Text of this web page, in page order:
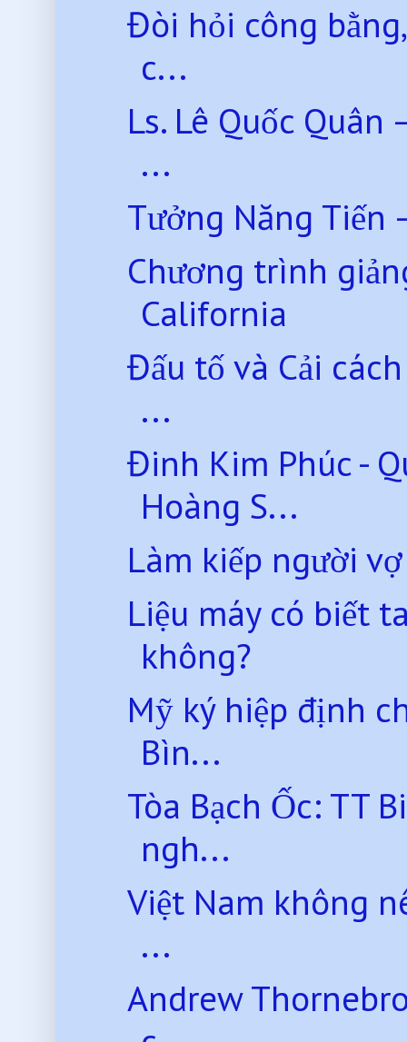
Đòi hỏi công
c...
Ls. Lê Quốc
...
Tưởng Năng Tiến
Chương trình
California
Đấu tố và Cải
...
Đinh Kim Phúc -
Hoàng S...
Làm kiếp người vợ
Liệu máy có biết
không?
Mỹ ký hiệp định
Bìn...
Tòa Bạch Ốc: TT
ngh...
Việt Nam không
...
Andrew